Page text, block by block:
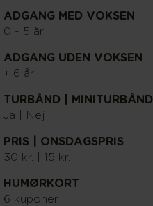
ADGANG MED VOKSEN
0 - 5 år
ADGANG UDEN VOKSEN
+ 6 år
TURBÅND | MINITURBÅND
Ja | Nej
PRIS | ONSDAGSPRIS
30 kr. | 15 kr.
HUMØRKORT
6 kuponer